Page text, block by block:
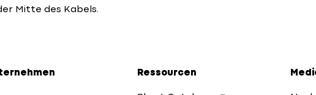
Mitte des Kabels.
Ressourcen